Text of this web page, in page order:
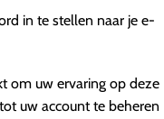
in te stellen naar je e-
om uw ervaring op deze
uw account te beheren